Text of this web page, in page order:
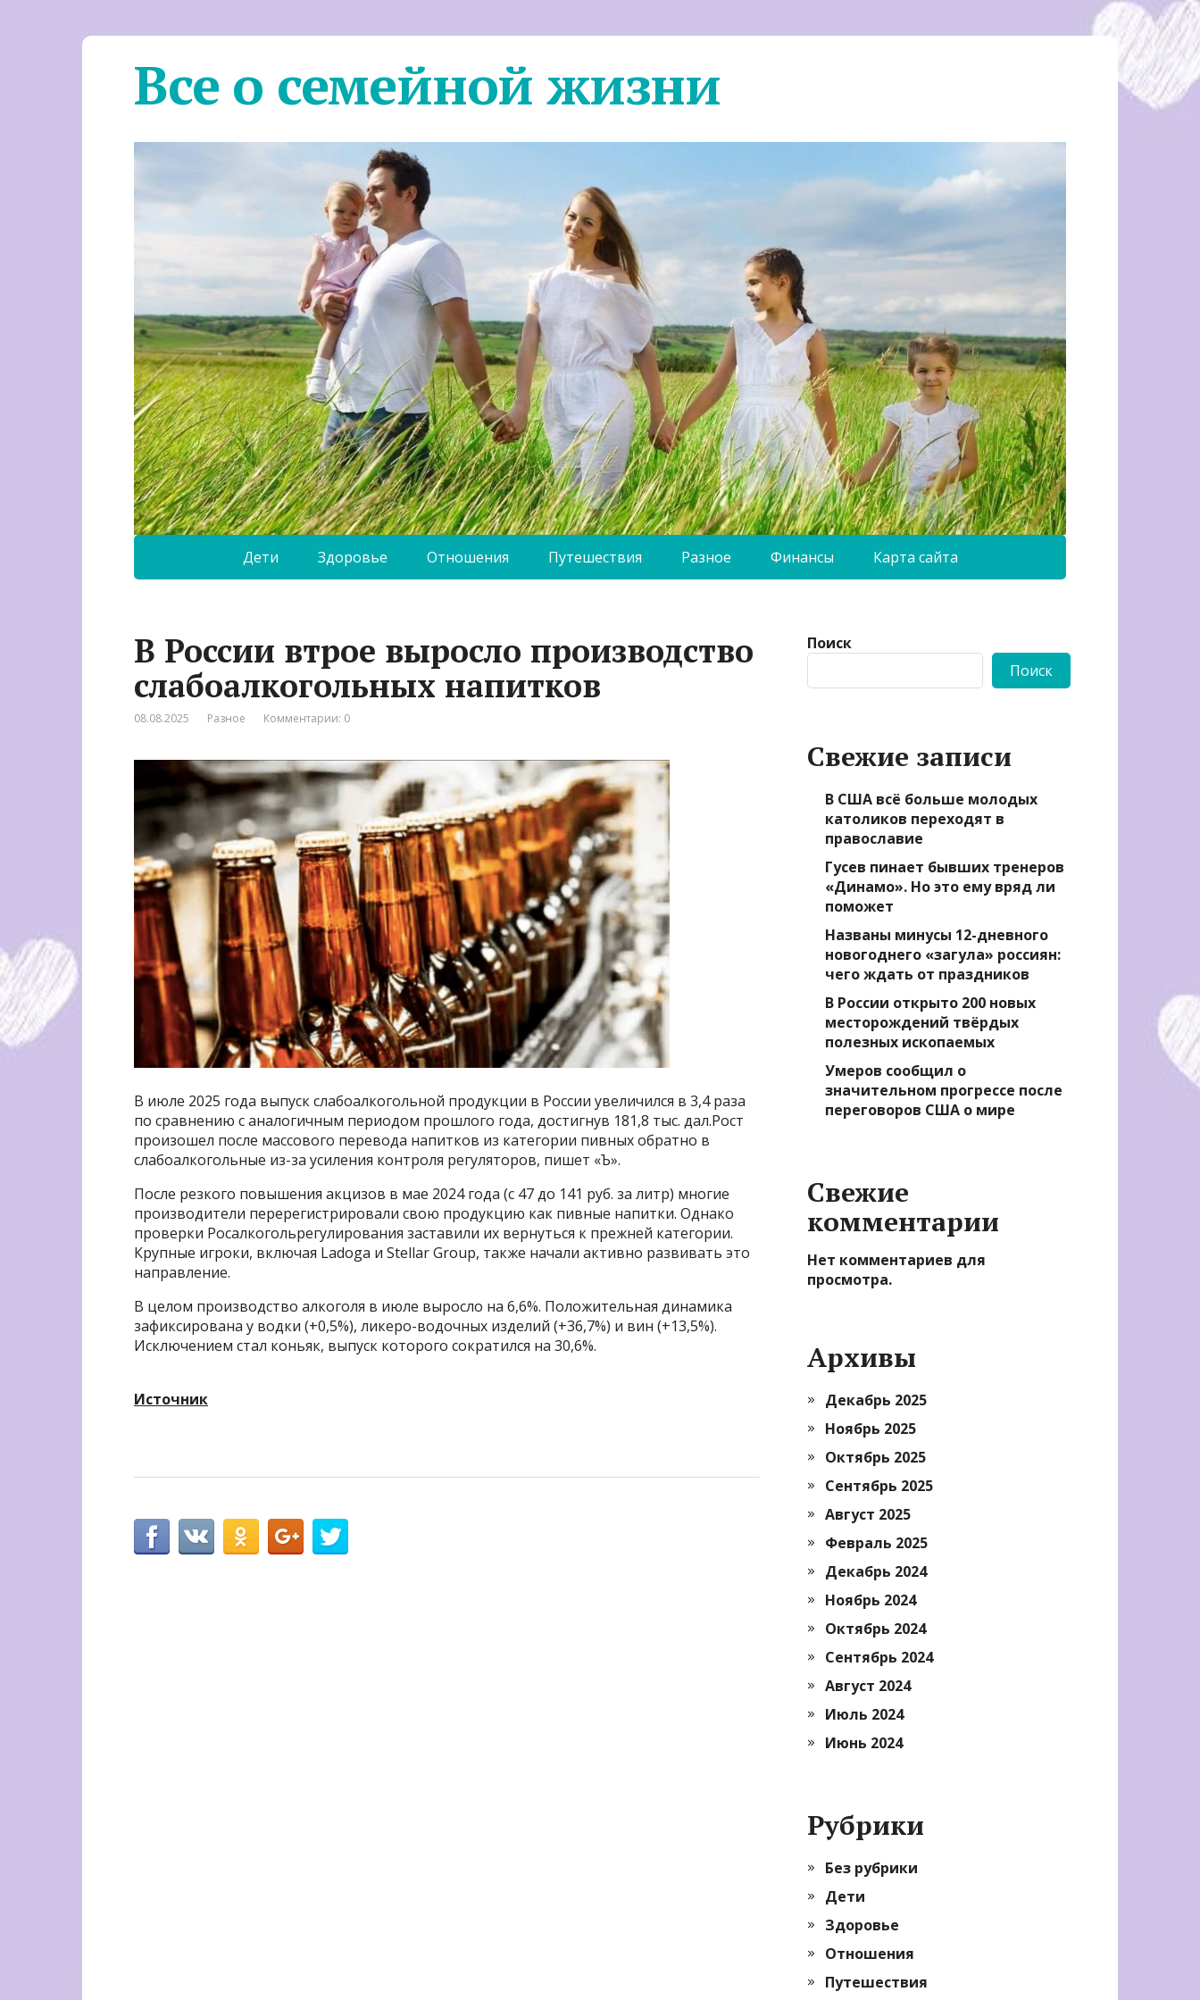
Все о семейной жизни
Дети Здоровье Отношения Путешествия Разное Финансы Карта сайта
В России втрое выросло производство
слабоалкогольных напитков
08.08.2025 Разное Комментарии: 0
В июле 2025 года выпуск слабоалкогольной продукции в России увеличился в 3,4 раза
по сравнению с аналогичным периодом прошлого года, достигнув 181,8 тыс. дал.Рост
произошел после массового перевода напитков из категории пивных обратно в
слабоалкогольные из-за усиления контроля регуляторов, пишет «Ъ».
После резкого повышения акцизов в мае 2024 года (с 47 до 141 руб. за литр) многие
производители перерегистрировали свою продукцию как пивные напитки. Однако
проверки Росалкогольрегулирования заставили их вернуться к прежней категории.
Крупные игроки, включая Ladoga и Stellar Group, также начали активно развивать это
направление.
В целом производство алкоголя в июле выросло на 6,6%. Положительная динамика
зафиксирована у водки (+0,5%), ликеро-водочных изделий (+36,7%) и вин (+13,5%).
Исключением стал коньяк, выпуск которого сократился на 30,6%.
Источник
Поиск
Поиск
Свежие записи
В США всё больше молодых
католиков переходят в
православие
Гусев пинает бывших тренеров
«Динамо». Но это ему вряд ли
поможет
Названы минусы 12-дневного
новогоднего «загула» россиян:
чего ждать от праздников
В России открыто 200 новых
месторождений твёрдых
полезных ископаемых
Умеров сообщил о
значительном прогрессе после
переговоров США о мире
Свежие
комментарии
Нет комментариев для
просмотра.
Архивы
Декабрь 2025
Ноябрь 2025
Октябрь 2025
Сентябрь 2025
Август 2025
Февраль 2025
Декабрь 2024
Ноябрь 2024
Октябрь 2024
Сентябрь 2024
Август 2024
Июль 2024
Июнь 2024
Рубрики
Без рубрики
Дети
Здоровье
Отношения
Путешествия